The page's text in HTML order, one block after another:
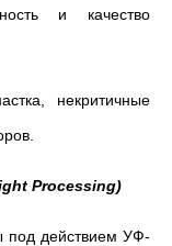
и качество
некритичные
Processing)
под действием УФ-